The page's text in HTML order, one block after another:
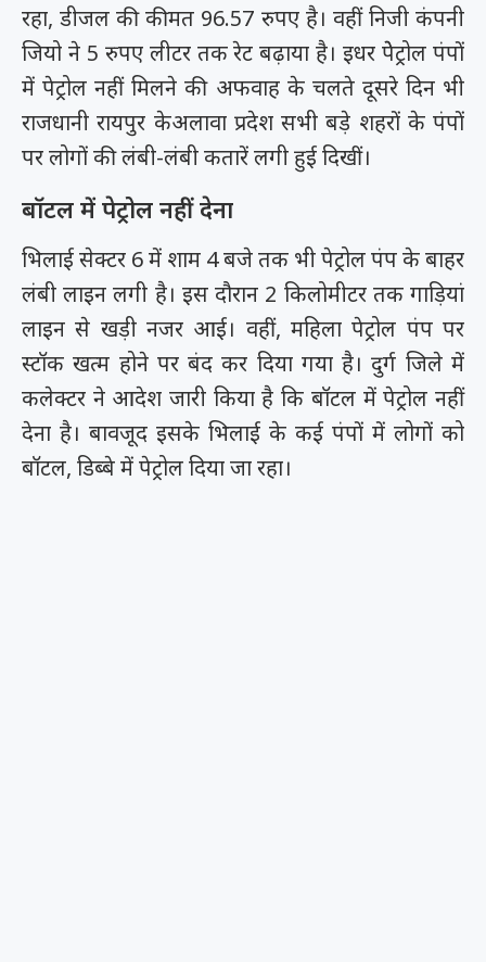
रहा, डीजल की कीमत 96.57 रुपए है। वहीं निजी कंपनी
जियो ने 5 रुपए लीटर तक रेट बढ़ाया है। इधर पेेट्रोल पंपों
में पेट्रोल नहीं मिलने की अफवाह के चलते दूसरे दिन भी
राजधानी रायपुर केअलावा प्रदेश सभी बड़े शहरों के पंपों
पर लोगों की लंबी-लंबी कतारें लगी हुई दिखीं।
बॉटल में पेट्रोल नहीं देना
भिलाई सेक्टर 6 में शाम 4 बजे तक भी पेट्रोल पंप के बाहर
लंबी लाइन लगी है। इस दौरान 2 किलोमीटर तक गाड़ियां
लाइन से खड़ी नजर आई। वहीं, महिला पेट्रोल पंप पर
स्टॉक खत्म होने पर बंद कर दिया गया है। दुर्ग जिले में
कलेक्टर ने आदेश जारी किया है कि बॉटल में पेट्रोल नहीं
देना है। बावजूद इसके भिलाई के कई पंपों में लोगों को
बॉटल, डिब्बे में पेट्रोल दिया जा रहा।